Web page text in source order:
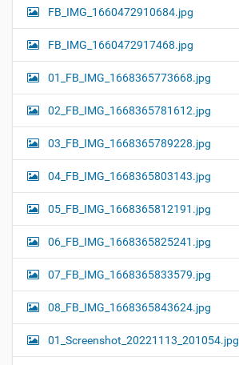
FB_IMG_1660472910684.jpg
FB_IMG_1660472917468.jpg
01_FB_IMG_1668365773668.jpg
02_FB_IMG_1668365781612.jpg
03_FB_IMG_1668365789228.jpg
04_FB_IMG_1668365803143.jpg
05_FB_IMG_1668365812191.jpg
06_FB_IMG_1668365825241.jpg
07_FB_IMG_1668365833579.jpg
08_FB_IMG_1668365843624.jpg
01_Screenshot_20221113_201054.jpg